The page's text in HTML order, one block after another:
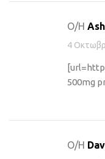
Ο/Η
4
500mg
Ο/Η